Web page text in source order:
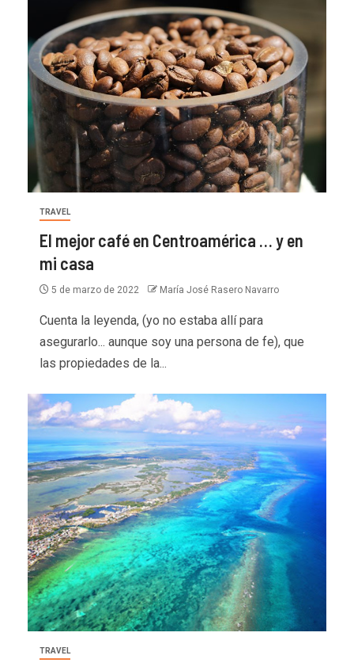
TRAVEL
El mejor café en Centroamérica … y en
mi casa
5 de marzo de 2022 María José Rasero Navarro
Cuenta la leyenda, (yo no estaba allí para
asegurarlo... aunque soy una persona de fe), que
las propiedades de la...
TRAVEL